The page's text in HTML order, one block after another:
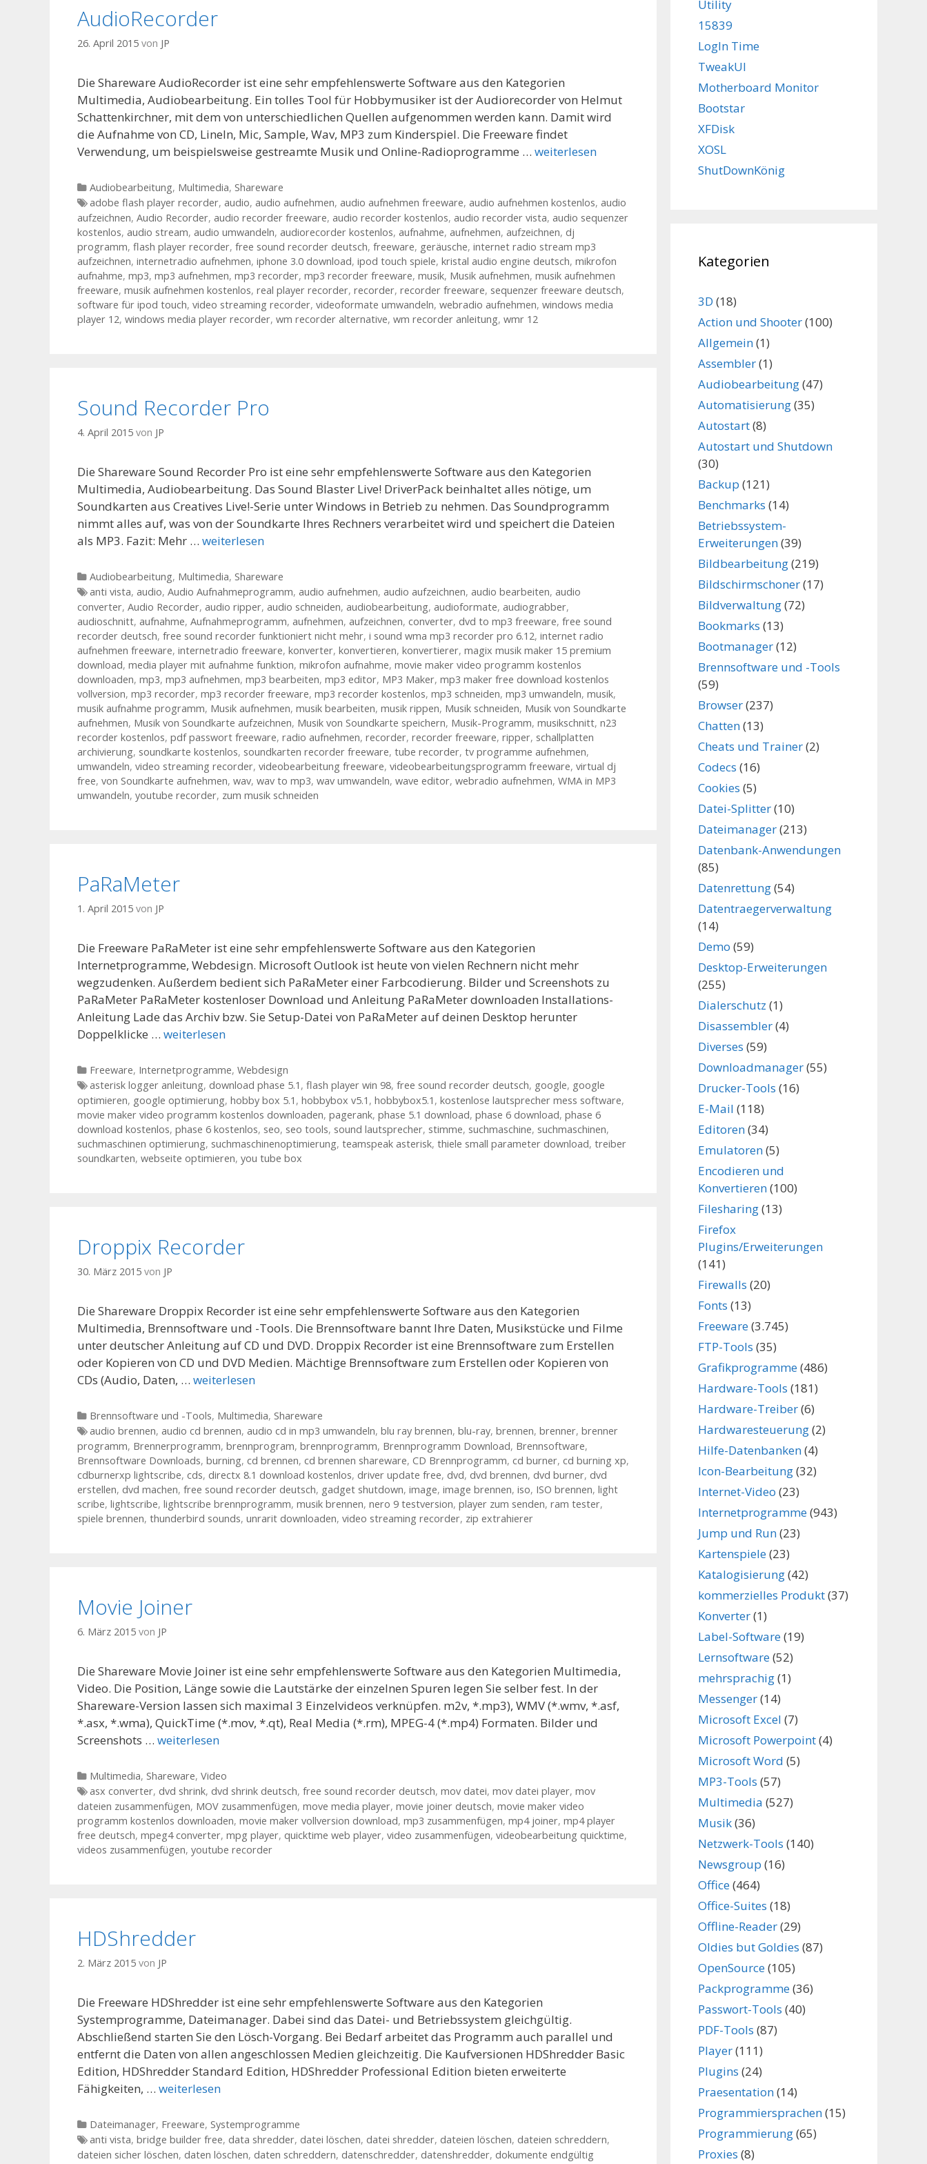
AudioRecorder
26. April 2015 von JP
Die Shareware AudioRecorder ist eine sehr empfehlenswerte Software aus den Kategorien
Multimedia, Audiobearbeitung. Ein tolles Tool für Hobbymusiker ist der Audiorecorder von Helmut
Schattenkirchner, mit dem von unterschiedlichen Quellen aufgenommen werden kann. Damit wird
die Aufnahme von CD, LineIn, Mic, Sample, Wav, MP3 zum Kinderspiel. Die Freeware findet
Verwendung, um beispielsweise gestreamte Musik und Online-Radioprogramme … weiterlesen
Kategorien
Audiobearbeitung, Multimedia, Shareware
Tags
adobe flash player recorder, audio, audio aufnehmen, audio aufnehmen freeware, audio aufnehmen kostenlos, audio
aufzeichnen, Audio Recorder, audio recorder freeware, audio recorder kostenlos, audio recorder vista, audio sequenzer
kostenlos, audio stream, audio umwandeln, audiorecorder kostenlos, aufnahme, aufnehmen, aufzeichnen, dj
programm, flash player recorder, free sound recorder deutsch, freeware, geräusche, internet radio stream mp3
aufzeichnen, internetradio aufnehmen, iphone 3.0 download, ipod touch spiele, kristal audio engine deutsch, mikrofon
aufnahme, mp3, mp3 aufnehmen, mp3 recorder, mp3 recorder freeware, musik, Musik aufnehmen, musik aufnehmen
freeware, musik aufnehmen kostenlos, real player recorder, recorder, recorder freeware, sequenzer freeware deutsch,
software für ipod touch, video streaming recorder, videoformate umwandeln, webradio aufnehmen, windows media
player 12, windows media player recorder, wm recorder alternative, wm recorder anleitung, wmr 12
Sound Recorder Pro
4. April 2015 von JP
Die Shareware Sound Recorder Pro ist eine sehr empfehlenswerte Software aus den Kategorien
Multimedia, Audiobearbeitung. Das Sound Blaster Live! DriverPack beinhaltet alles nötige, um
Soundkarten aus Creatives Live!-Serie unter Windows in Betrieb zu nehmen. Das Soundprogramm
nimmt alles auf, was von der Soundkarte Ihres Rechners verarbeitet wird und speichert die Dateien
als MP3. Fazit: Mehr … weiterlesen
Kategorien
Audiobearbeitung, Multimedia, Shareware
Tags
anti vista, audio, Audio Aufnahmeprogramm, audio aufnehmen, audio aufzeichnen, audio bearbeiten, audio
converter, Audio Recorder, audio ripper, audio schneiden, audiobearbeitung, audioformate, audiograbber,
audioschnitt, aufnahme, Aufnahmeprogramm, aufnehmen, aufzeichnen, converter, dvd to mp3 freeware, free sound
recorder deutsch, free sound recorder funktioniert nicht mehr, i sound wma mp3 recorder pro 6.12, internet radio
aufnehmen freeware, internetradio freeware, konverter, konvertieren, konvertierer, magix musik maker 15 premium
download, media player mit aufnahme funktion, mikrofon aufnahme, movie maker video programm kostenlos
downloaden, mp3, mp3 aufnehmen, mp3 bearbeiten, mp3 editor, MP3 Maker, mp3 maker free download kostenlos
vollversion, mp3 recorder, mp3 recorder freeware, mp3 recorder kostenlos, mp3 schneiden, mp3 umwandeln, musik,
musik aufnahme programm, Musik aufnehmen, musik bearbeiten, musik rippen, Musik schneiden, Musik von Soundkarte
aufnehmen, Musik von Soundkarte aufzeichnen, Musik von Soundkarte speichern, Musik-Programm, musikschnitt, n23
recorder kostenlos, pdf passwort freeware, radio aufnehmen, recorder, recorder freeware, ripper, schallplatten
archivierung, soundkarte kostenlos, soundkarten recorder freeware, tube recorder, tv programme aufnehmen,
umwandeln, video streaming recorder, videobearbeitung freeware, videobearbeitungsprogramm freeware, virtual dj
free, von Soundkarte aufnehmen, wav, wav to mp3, wav umwandeln, wave editor, webradio aufnehmen, WMA in MP3
umwandeln, youtube recorder, zum musik schneiden
PaRaMeter
1. April 2015 von JP
Die Freeware PaRaMeter ist eine sehr empfehlenswerte Software aus den Kategorien
Internetprogramme, Webdesign. Microsoft Outlook ist heute von vielen Rechnern nicht mehr
wegzudenken. Außerdem bedient sich PaRaMeter einer Farbcodierung. Bilder und Screenshots zu
PaRaMeter PaRaMeter kostenloser Download und Anleitung PaRaMeter downloaden Installations-
Anleitung Lade das Archiv bzw. Sie Setup-Datei von PaRaMeter auf deinen Desktop herunter
Doppelklicke … weiterlesen
Kategorien
Freeware, Internetprogramme, Webdesign
Tags
asterisk logger anleitung, download phase 5.1 , flash player win 98, free sound recorder deutsch, google, google
optimieren, google optimierung, hobby box 5.1 , hobbybox v5.1 , hobbybox5.1 , kostenlose lautsprecher mess software,
movie maker video programm kostenlos downloaden, pagerank, phase 5.1 download, phase 6 download, phase 6
download kostenlos, phase 6 kostenlos, seo, seo tools, sound lautsprecher, stimme, suchmaschine, suchmaschinen,
suchmaschinen optimierung, suchmaschinenoptimierung, teamspeak asterisk, thiele small parameter download, treiber
soundkarten, webseite optimieren, you tube box
Droppix Recorder
30. März 2015 von JP
Die Shareware Droppix Recorder ist eine sehr empfehlenswerte Software aus den Kategorien
Multimedia, Brennsoftware und -Tools. Die Brennsoftware bannt Ihre Daten, Musikstücke und Filme
unter deutscher Anleitung auf CD und DVD. Droppix Recorder ist eine Brennsoftware zum Erstellen
oder Kopieren von CD und DVD Medien. Mächtige Brennsoftware zum Erstellen oder Kopieren von
CDs (Audio, Daten, … weiterlesen
Kategorien
Brennsoftware und -Tools, Multimedia, Shareware
Tags
audio brennen, audio cd brennen, audio cd in mp3 umwandeln, blu ray brennen, blu-ray, brennen, brenner, brenner
programm, Brennerprogramm, brennprogram, brennprogramm, Brennprogramm Download, Brennsoftware,
Brennsoftware Downloads, burning, cd brennen, cd brennen shareware, CD Brennprogramm, cd burner, cd burning xp,
cdburnerxp lightscribe, cds, directx 8.1 download kostenlos, driver update free, dvd, dvd brennen, dvd burner, dvd
erstellen, dvd machen, free sound recorder deutsch, gadget shutdown, image, image brennen, iso, ISO brennen, light
scribe, lightscribe, lightscribe brennprogramm, musik brennen, nero 9 testversion, player zum senden, ram tester,
spiele brennen, thunderbird sounds, unrarit downloaden, video streaming recorder, zip extrahierer
Movie Joiner
6. März 2015 von JP
Die Shareware Movie Joiner ist eine sehr empfehlenswerte Software aus den Kategorien Multimedia,
Video. Die Position, Länge sowie die Lautstärke der einzelnen Spuren legen Sie selber fest. In der
Shareware-Version lassen sich maximal 3 Einzelvideos verknüpfen. m2v, *.mp3), WMV (*.wmv, *.asf,
*.asx, *.wma), QuickTime (*.mov, *.qt), Real Media (*.rm), MPEG-4 (*.mp4) Formaten. Bilder und
Screenshots … weiterlesen
Kategorien
Multimedia, Shareware, Video
Tags
asx converter, dvd shrink, dvd shrink deutsch, free sound recorder deutsch, mov datei, mov datei player, mov
dateien zusammenfügen, MOV zusammenfügen, move media player, movie joiner deutsch, movie maker video
programm kostenlos downloaden, movie maker vollversion download, mp3 zusammenfügen, mp4 joiner, mp4 player
free deutsch, mpeg4 converter, mpg player, quicktime web player, video zusammenfügen, videobearbeitung quicktime,
videos zusammenfügen, youtube recorder
HDShredder
2. März 2015 von JP
Die Freeware HDShredder ist eine sehr empfehlenswerte Software aus den Kategorien
Systemprogramme, Dateimanager. Dabei sind das Datei- und Betriebssystem gleichgültig.
Abschließend starten Sie den Lösch-Vorgang. Bei Bedarf arbeitet das Programm auch parallel und
entfernt die Daten von allen angeschlossen Medien gleichzeitig. Die Kaufversionen HDShredder Basic
Edition, HDShredder Standard Edition, HDShredder Professional Edition bieten erweiterte
Fähigkeiten, … weiterlesen
Kategorien
Dateimanager, Freeware, Systemprogramme
Tags
anti vista, bridge builder free, data shredder, datei löschen, datei shredder, dateien löschen, dateien schreddern,
dateien sicher löschen, daten löschen, daten schreddern, datenschredder, datenshredder, dokumente endgültig
Utility
15839
LogIn Time
TweakUI
Motherboard Monitor
Bootstar
XFDisk
XOSL
ShutDownKönig
Kategorien
3D (18)
Action und Shooter(100)
Allgemein(1)
Assembler(1)
Audiobearbeitung(47)
Automatisierung(35)
Autostart(8)
Autostart und Shutdown
(30)
Backup (121)
Benchmarks (14)
Betriebssystem-
Erweiterungen(39)
Bildbearbeitung(219)
Bildschirmschoner(17)
Bildverwaltung(72)
Bookmarks (13)
Bootmanager(12)
Brennsoftware und -Tools
(59)
Browser(237)
Chatten(13)
Cheats und Trainer(2)
Codecs (16)
Cookies (5)
Datei-Splitter(10)
Dateimanager(213)
Datenbank-Anwendungen
(85)
Datenrettung(54)
Datentraegerverwaltung
(14)
Demo (59)
Desktop-Erweiterungen
(255)
Dialerschutz (1)
Disassembler(4)
Diverses (59)
Downloadmanager(55)
Drucker-Tools (16)
E-Mail (118)
Editoren(34)
Emulatoren(5)
Encodieren und
Konvertieren(100)
Filesharing(13)
Firefox
Plugins/Erweiterungen
(141)
Firewalls (20)
Fonts (13)
Freeware(3.745)
FTP-Tools (35)
Grafikprogramme(486)
Hardware-Tools (181)
Hardware-Treiber(6)
Hardwaresteuerung(2)
Hilfe-Datenbanken(4)
Icon-Bearbeitung(32)
Internet-Video (23)
Internetprogramme(943)
Jump und Run(23)
Kartenspiele(23)
Katalogisierung(42)
kommerzielles Produkt(37)
Konverter(1)
Label-Software(19)
Lernsoftware(52)
mehrsprachig(1)
Messenger(14)
Microsoft Excel (7)
Microsoft Powerpoint(4)
Microsoft Word (5)
MP3-Tools (57)
Multimedia (527)
Musik(36)
Netzwerk-Tools (140)
Newsgroup (16)
Office(464)
Office-Suites (18)
Offline-Reader(29)
Oldies but Goldies (87)
OpenSource(105)
Packprogramme(36)
Passwort-Tools (40)
PDF-Tools (87)
Player(111)
Plugins (24)
Praesentation(14)
Programmiersprachen(15)
Programmierung(65)
Proxies (8)